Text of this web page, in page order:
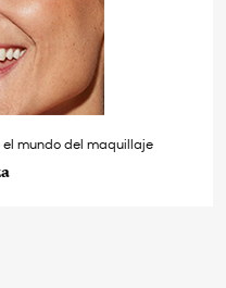
el mundo del maquillaje